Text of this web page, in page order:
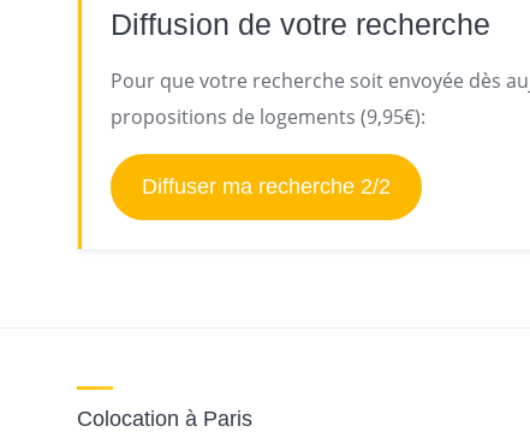
Diffusion de votre recherche
Pour que votre recherche soit envoyée dès
propositions de logements (9,95€):
Diffuser ma recherche 2/2
Colocation à Paris